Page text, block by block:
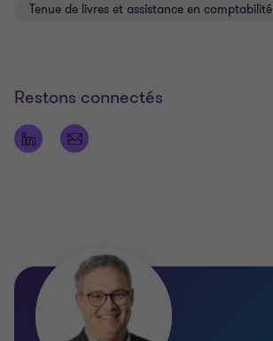
Tenue de livres et assistance en comptabilité
Restons connectés